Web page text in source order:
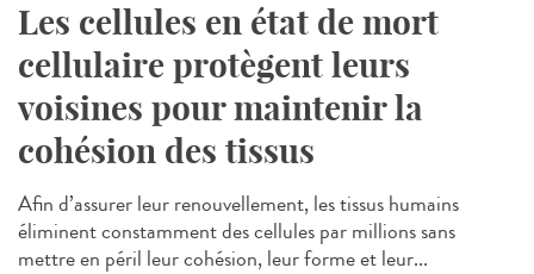
Les cellules en état de mort
cellulaire protègent leurs
voisines pour maintenir la
cohésion des tissus
Afin d’assurer leur renouvellement, les tissus humains
éliminent constamment des cellules par millions sans
mettre en péril leur cohésion, leur forme et leur...